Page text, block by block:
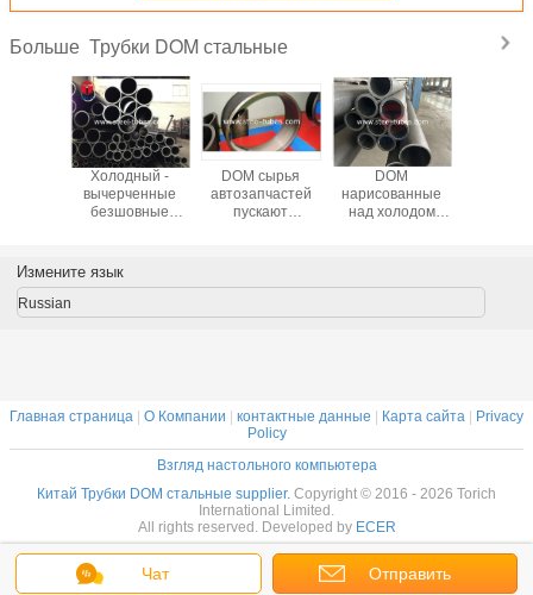
Больше Трубки DOM стальные
Холодный -
вычерченные
безшовные
безшовные с
хорошими
свойствами
DOM сырья
автозапчастей
пускают
удара мотоцикла
DOM
нарисованные
над холодом
вычерченного
механического
Чат Отправить
Измените язык
Russian
Главная страница О Компании контактные данные Карта сайта
Privacy
Policy
Взгляд настольного компьютера
Китай Трубки DOM стальные supplier. Copyright © 2016 - 2026 Torich
International Limited.
All rights reserved. Developed by ECER